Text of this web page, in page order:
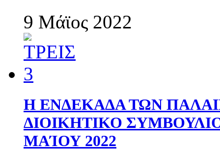
9 Μάϊος 2022
Η ΕΝΔΕΚΑΔΑ ΤΩΝ
ΔΙΟΙΚΗΤΙΚΟ
ΜΑΊΟΥ 2022